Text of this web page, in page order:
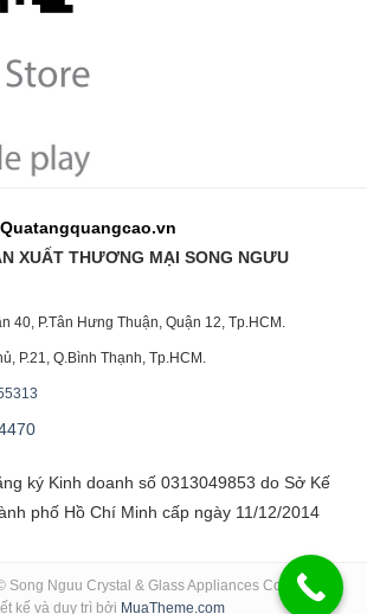
XUẤT THƯƠNG MẠI SONG NGƯU
40, P.Tân Hưng Thuận, Quận 12, Tp.HCM.
P.21, Q.Bình Thạnh, Tp.HCM.
ký Kinh doanh số 0313049853 do Sở Kế
phố Hồ Chí Minh cấp ngày 11/12/2014
Song Nguu Crystal & Glass Appliances Co., Ltd
kế và duy trì bởi MuaTheme.com